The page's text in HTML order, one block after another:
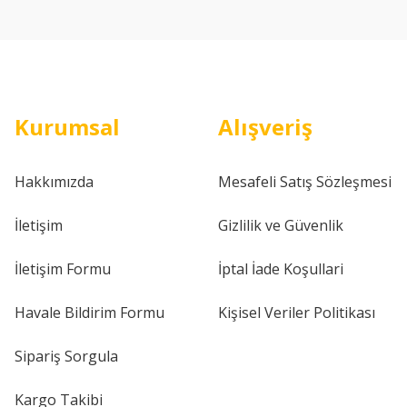
Kurumsal
Hakkımızda
İletişim
İletişim Formu
Havale Bildirim Formu
Sipariş Sorgula
Kargo Takibi
Alışveriş
Mesafeli Satış Sözleşmesi
Gizlilik ve Güvenlik
İptal İade Koşullari
Kişisel Veriler Politikası